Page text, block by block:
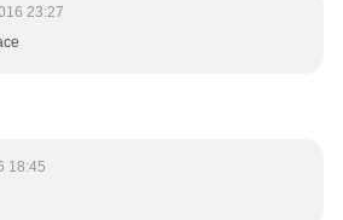
23:27
18:45